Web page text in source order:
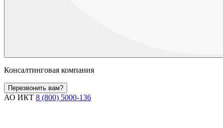
Консалтинговая компания
Перезвонить вам?
АО ИКТ 8 (800) 5000-136